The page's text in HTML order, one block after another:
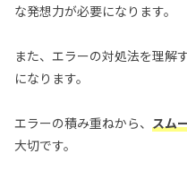
な発想力が必要になります。
また、エラーの対処法を理解
になります。
エラーの積み重ねから、 スム
大切です。